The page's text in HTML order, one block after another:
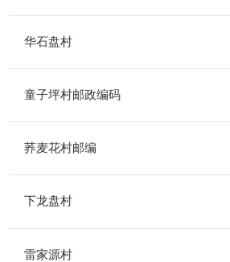
华石盘村
童子坪村邮政编码
荞麦花村邮编
下龙盘村
雷家源村